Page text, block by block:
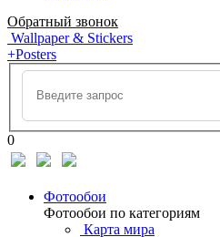
Обратный звонок
Wallpaper & Stickers
+Posters
0
Фотообои
Фотообои по категориям
Карта мира